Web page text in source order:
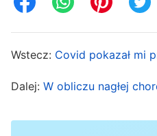
»Dlaczego nikt inny nie
Wstecz: Covid pokazał mi
Dalej: W obliczu nagłej